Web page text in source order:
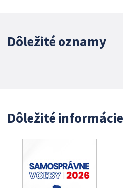
Dôležité oznamy
Dôležité informácie